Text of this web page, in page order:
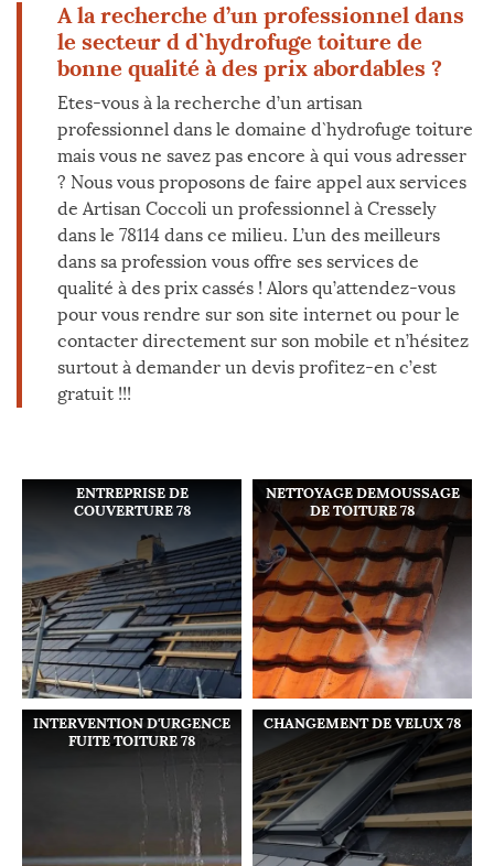
A la recherche d’un professionnel dans
le secteur d d`hydrofuge toiture de
bonne qualité à des prix abordables ?
Etes-vous à la recherche d’un artisan
professionnel dans le domaine d`hydrofuge toiture
mais vous ne savez pas encore à qui vous adresser
? Nous vous proposons de faire appel aux services
de Artisan Coccoli un professionnel à Cressely
dans le 78114 dans ce milieu. L’un des meilleurs
dans sa profession vous offre ses services de
qualité à des prix cassés ! Alors qu’attendez-vous
pour vous rendre sur son site internet ou pour le
contacter directement sur son mobile et n’hésitez
surtout à demander un devis profitez-en c’est
gratuit !!!
ENTREPRISE DE
COUVERTURE 78
NETTOYAGE DEMOUSSAGE
DE TOITURE 78
INTERVENTION D'URGENCE
FUITE TOITURE 78
CHANGEMENT DE VELUX 78